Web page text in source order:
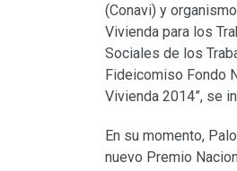
(Conavi) y
Vivienda para los
Sociales de los
Fideicomiso Fondo
Vivienda 2014”, se
En su momento,
nuevo Premio